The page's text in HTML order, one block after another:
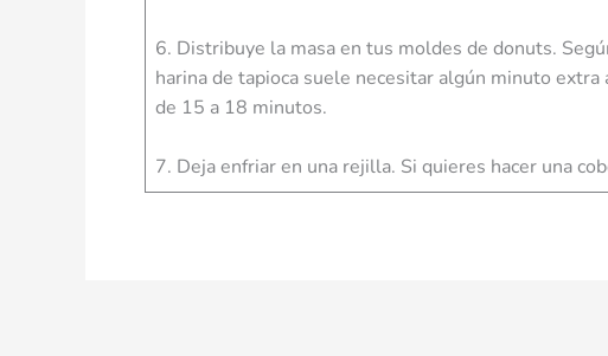
6. Distribuye la masa en tus moldes de donuts.
harina de tapioca suele necesitar algún minuto
de 15 a 18 minutos.
7. Deja enfriar en una rejilla. Si quieres hacer una